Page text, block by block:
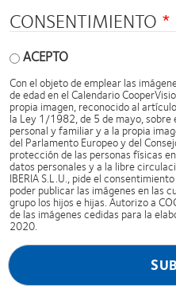
CONSENTIMIENTO
ACEPTO
Con el objeto de emplear las
de edad en el Calendario
propia imagen, reconocido al
la Ley 1/1982, de 5 de mayo, sobre
personal y familiar y a la propia
del Parlamento Europeo y del
protección de las personas físicas
datos personales y a la libre
IBERIA S.L.U., pide el
poder publicar las imágenes en las
grupo los hijos e hijas. Autorizo a COOPERVISION IBERIA S.L.U. al empleo
de las imágenes cedidas para la
2020.